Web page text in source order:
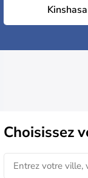
Kinshasa
Choisissez